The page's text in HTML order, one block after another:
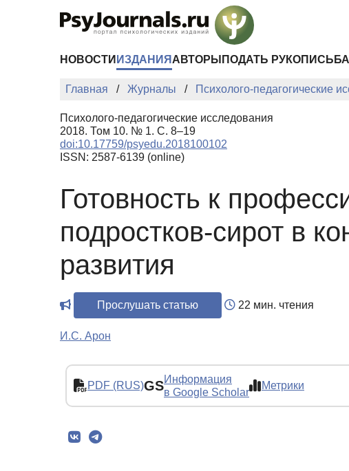
НОВОСТИ ИЗДАНИЯ АВТОРЫ ПОДАТЬ РУКОПИСЬ
Главная Журналы Психолого-педагогические
Психолого-педагогические исследования
2018. Том 10. № 1. С. 8–19
doi:10.17759/psyedu.2018100102
ISSN: 2587-6139 (online)
Готовность к
подростков-сирот в
развития
Прослушать статью 22 мин. чтения
И.С. Арон
PDF (RUS)GSИнформация
в Google Scholar
Метрики